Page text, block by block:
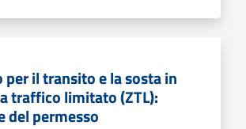
per il transito e la sosta in
traffico limitato (ZTL):
del permesso